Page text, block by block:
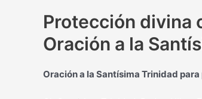
Protección divina
Oración a la
Oración a la Santísima Trinidad